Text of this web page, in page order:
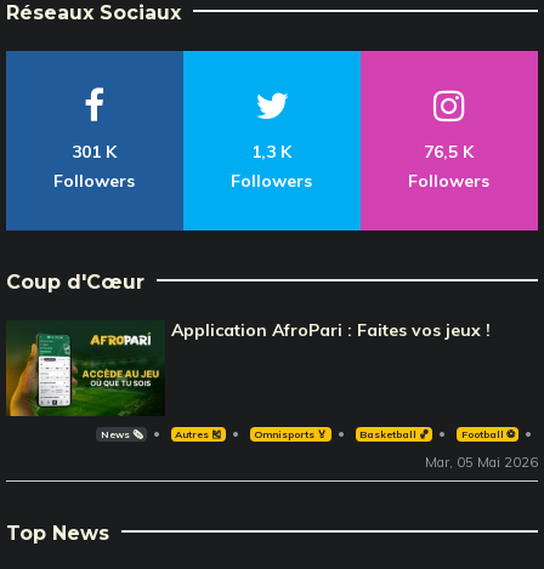
Réseaux Sociaux
301 K
Followers
1,3 K
Followers
76,5 K
Followers
Coup d'Cœur
Application AfroPari : Faites vos jeux !
News 🗞️ Autres 🎽 Omnisports 🏅 Basketball 🏀 Football ⚽️
Mar, 05 Mai 2026
Top News